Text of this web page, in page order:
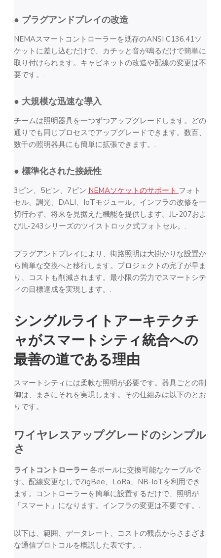
● プラグアンドプレイの改造
NEMAスマートコントローラーを既存のANSI C136.41ソ
ケットに差し込むだけで、カチッと音が鳴るだけで簡単に
取り付けられます。キャビネットの改造や配線の変更は不
要です。.
● 大規模な迅速な導入
チームは照明器具を一つずつアップグレードします。どの
通りでも同じプロセスでアップグレードできます。数百、
数千の照明器具にも簡単に拡張できます。.
● 標準化された接続性
3ピン、5ピン、7ピン NEMAソケットのサポート フォト
セル、調光、DALI、IoTモジュール。インフラの改修を一
切行わず、将来を見据えた機能を提供します。JL-207およ
びJL-243シリーズのツイストロック式フォトセル。.
プラグアンドプレイにより、街路照明は大掛かりな設置か
ら簡単な交換へと移行します。プロジェクトの完了が早ま
り、コストも削減されます。最小限の労力でスマートシテ
ィの目標達成を実現します。.
シングルライトアーキテクチ
ャがスマートシティ統合への
最善の道である理由
スマートシティには柔軟な照明が必要です。器具ごとの制
御は、まさにそれを実現します。その仕組みは以下のとお
りです。
ワイヤレスアップグレードのシンプル
さ
ライトコントローラー 各ポールに交換可能なケーブルで
す。配線変更なしでZigBee、LoRa、NB-IoTを利用でき
ます。コントローラーを簡単に設置するだけで、照明が
「スマート」になります。インフラの変更は不要です。.
以下は、範囲、データレート、コストの観点からさまざま
な通信プロトコルを概説した表です。.